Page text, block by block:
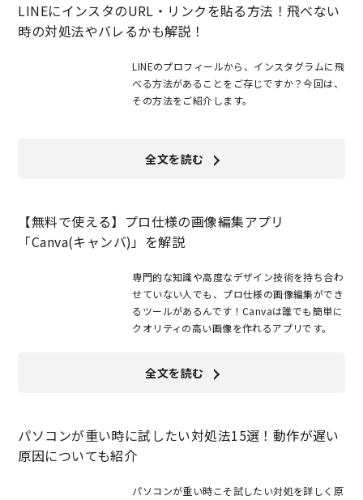
LINEにインスタのURL・リンクを貼る方法！飛べない
時の対処法やバレるかも解説！
LINEのプロフィールから、インスタグラムに飛
べる方法があることをご存じですか？今回は、
その方法をご紹介します。
全文を読む
【無料で使える】プロ仕様の画像編集アプリ
「Canva(キャンバ)」を解説
専門的な知識や高度なデザイン技術を持ち合わ
せていない人でも、プロ仕様の画像編集ができ
るツールがあるんです！Canvaは誰でも簡単に
クオリティの高い画像を作れるアプリです。
全文を読む
パソコンが重い時に試したい対処法15選！動作が遅い
原因についても紹介
パソコンが重い時こそ試したい対処を詳しく原